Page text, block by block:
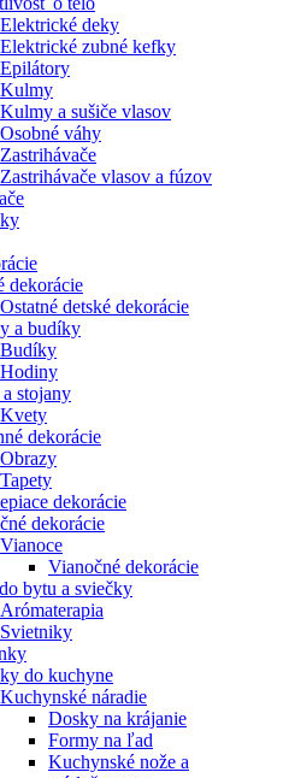
Elektrické deky
Elektrické zubné kefky
Epilátory
Kulmy
Kulmy a sušiče vlasov
Osobné váhy
Zastrihávače
Zastrihávače vlasov a fúzov
dekorácie
Ostatné detské dekorácie
a budíky
Budíky
Hodiny
stojany
Kvety
dekorácie
Obrazy
Tapety
dekorácie
dekorácie
Vianoce
Vianočné dekorácie
bytu a sviečky
Arómaterapia
Svietniky
do kuchyne
Kuchynské náradie
Dosky na krájanie
Formy na ľad
Kuchynské nože a